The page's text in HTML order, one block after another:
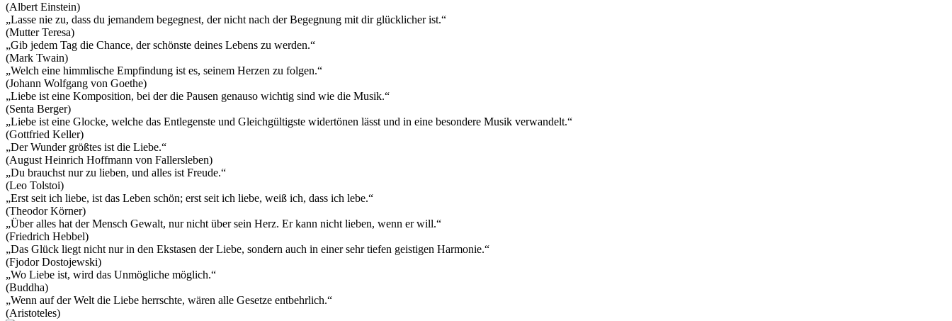
(Albert Einstein)
„Lasse nie zu, dass du jemandem begegnest, der nicht nach der Begegnung mit dir glücklicher ist.“
(Mutter Teresa)
„Gib jedem Tag die Chance, der schönste deines Lebens zu werden.“
(Mark Twain)
„Welch eine himmlische Empfindung ist es, seinem Herzen zu folgen.“
(Johann Wolfgang von Goethe)
„Liebe ist eine Komposition, bei der die Pausen genauso wichtig sind wie die Musik.“
(Senta Berger)
„Liebe ist eine Glocke, welche das Entlegenste und Gleichgültigste widertönen lässt und in eine besondere Musik verwandelt.“
(Gottfried Keller)
„Der Wunder größtes ist die Liebe.“
(August Heinrich Hoffmann von Fallersleben)
„Du brauchst nur zu lieben, und alles ist Freude.“
(Leo Tolstoi)
„Erst seit ich liebe, ist das Leben schön; erst seit ich liebe, weiß ich, dass ich lebe.“
(Theodor Körner)
„Über alles hat der Mensch Gewalt, nur nicht über sein Herz. Er kann nicht lieben, wenn er will.“
(Friedrich Hebbel)
„Das Glück liegt nicht nur in den Ekstasen der Liebe, sondern auch in einer sehr tiefen geistigen Harmonie.“
(Fjodor Dostojewski)
„Wo Liebe ist, wird das Unmögliche möglich.“
(Buddha)
„Wenn auf der Welt die Liebe herrschte, wären alle Gesetze entbehrlich.“
(Aristoteles)